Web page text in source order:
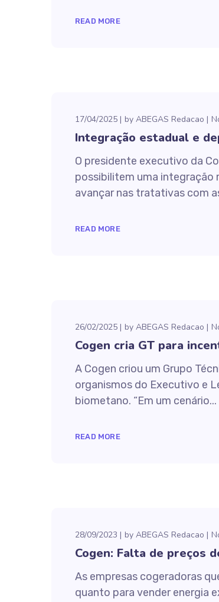
READ MORE
17/04/2025 by ABEGAS Redacao
Integração estadual e
O presidente executivo da
possibilitem uma integração
avançar nas tratativas com
READ MORE
26/02/2025 by ABEGAS Redacao
Cogen cria GT para
A Cogen criou um Grupo
organismos do Executivo e
biometano. “Em um cenário...
READ MORE
28/09/2023 by ABEGAS Redacao
Cogen: Falta de preços
As empresas cogeradoras
quanto para vender energia